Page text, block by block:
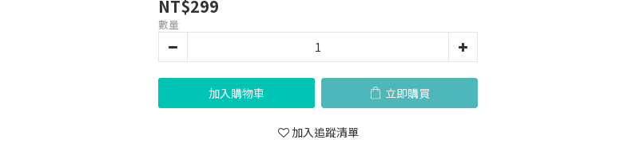
NT$299
數量
加入購物車 立即購買
加入追蹤清單